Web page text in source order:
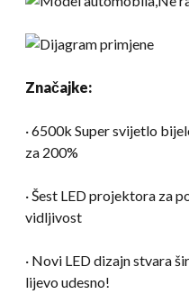
Značajke:
· 6500k Super svijetlo
za 200%
· Šest LED projektora za
vidljivost
· Novi LED dizajn stvara
lijevo udesno!